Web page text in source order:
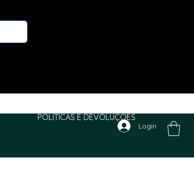
POLITICAS E DEVOLUÇÕES
Login